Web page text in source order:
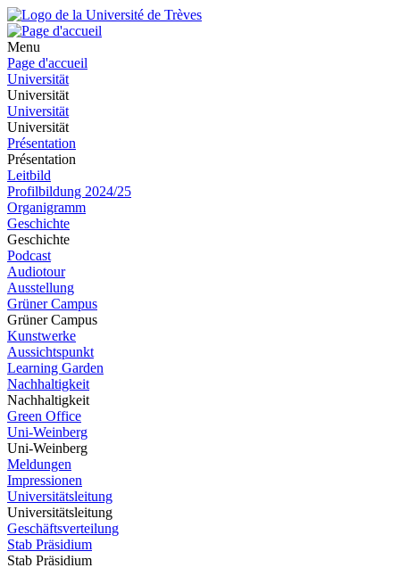
Menu
Page d'accueil
Universität
Universität
Universität
Universität
Présentation
Présentation
Leitbild
Profilbildung 2024/25
Organigramm
Geschichte
Geschichte
Podcast
Audiotour
Ausstellung
Grüner Campus
Grüner Campus
Kunstwerke
Aussichtspunkt
Learning Garden
Nachhaltigkeit
Nachhaltigkeit
Green Office
Uni-Weinberg
Uni-Weinberg
Meldungen
Impressionen
Universitätsleitung
Universitätsleitung
Geschäftsverteilung
Stab Präsidium
Stab Präsidium